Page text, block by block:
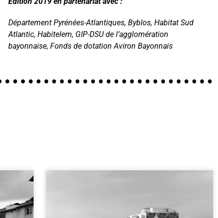
Département Pyrénées-Atlantiques, Byblos, Habitat Sud
Atlantic, Habitelem, GIP-DSU de l’agglomération
bayonnaise, Fonds de dotation Aviron Bayonnais